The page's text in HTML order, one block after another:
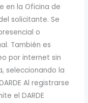
en la Oficina de
solicitante. Se
o
También es
por internet sin
seleccionando la
Al registrarse
el DARDE